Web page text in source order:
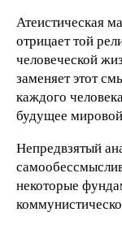
Атеистическая
отрицает той
человеческой
заменяет этот
каждого
будущее
Непредвзятый
некоторые